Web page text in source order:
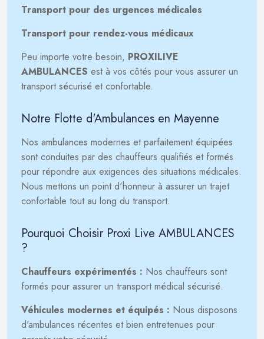
Transport pour des urgences médicales
Transport pour rendez-vous médicaux
Peu importe votre besoin, PROXILIVE
AMBULANCES est à vos côtés pour vous assurer un
transport sécurisé et confortable.
Notre Flotte d'Ambulances en Mayenne
Nos ambulances modernes et parfaitement équipées
sont conduites par des chauffeurs qualifiés et formés
pour répondre aux exigences des situations médicales.
Nous mettons un point d'honneur à assurer un trajet
confortable tout au long du transport.
Pourquoi Choisir Proxi Live AMBULANCES
?
Chauffeurs expérimentés : Nos chauffeurs sont
formés pour assurer un transport médical sécurisé.
Véhicules modernes et équipés : Nous disposons
d'ambulances récentes et bien entretenues pour